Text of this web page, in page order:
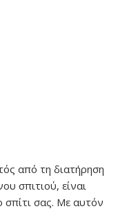
από τη διατήρηση
σπιτιού, είναι
σπίτι σας. Με αυτόν